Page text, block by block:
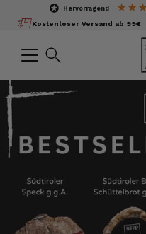
überspringen
Kostenloser Versand ab 99€
hervorragend
Bild-
Lightbox
öffnen